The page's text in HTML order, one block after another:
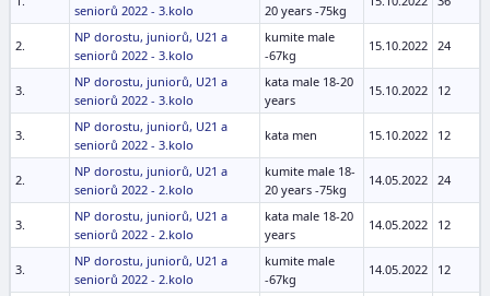
seniorů 2022 - 3.kolo
20 years -75kg
2.
NP dorostu, juniorů, U21 a
seniorů 2022 - 3.kolo
kumite male
-67kg
15.10.2022 24
3.
NP dorostu, juniorů, U21 a
seniorů 2022 - 3.kolo
kata male 18-20
years
15.10.2022 12
3.
NP dorostu, juniorů, U21 a
seniorů 2022 - 3.kolo
kata men 15.10.2022 12
2.
NP dorostu, juniorů, U21 a
seniorů 2022 - 2.kolo
kumite male 18-
20 years -75kg
14.05.2022 24
3.
NP dorostu, juniorů, U21 a
seniorů 2022 - 2.kolo
kata male 18-20
years
14.05.2022 12
3.
NP dorostu, juniorů, U21 a
seniorů 2022 - 2.kolo
kumite male
-67kg
14.05.2022 12